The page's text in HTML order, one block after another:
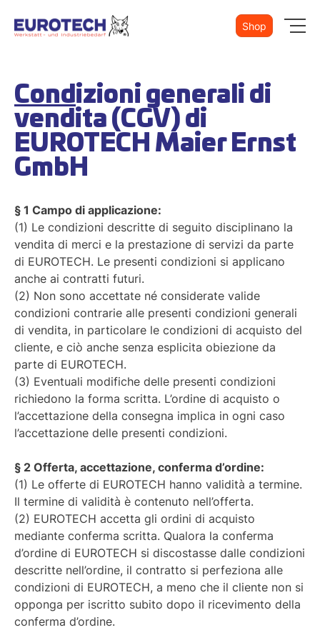
Shop
Condizioni generali di
vendita (CGV)di
EUROTECH Maier Ernst
GmbH
§ 1 Campo di applicazione:
(1) Le condizioni descritte di seguito disciplinano la
vendita di merci e la prestazione di servizi da parte
di EUROTECH. Le presenti condizioni si applicano
anche ai contratti futuri.
(2) Non sono accettate né considerate valide
condizioni contrarie alle presenti condizioni generali
di vendita, in particolare le condizioni di acquisto del
cliente, e ciò anche senza esplicita obiezione da
parte di EUROTECH.
(3) Eventuali modifiche delle presenti condizioni
richiedono la forma scritta. L’ordine di acquisto o
l’accettazione della consegna implica in ogni caso
l’accettazione delle presenti condizioni.
§ 2 Offerta, accettazione, conferma d’ordine:
(1) Le offerte di EUROTECH hanno validità a termine.
Il termine di validità è contenuto nell’offerta.
(2) EUROTECH accetta gli ordini di acquisto
mediante conferma scritta. Qualora la conferma
d’ordine di EUROTECH si discostasse dalle condizioni
descritte nell’ordine, il contratto si perfeziona alle
condizioni di EUROTECH, a meno che il cliente non si
opponga per iscritto subito dopo il ricevimento della
conferma d’ordine.